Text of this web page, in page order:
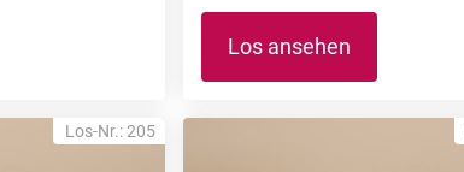
Los ansehen
Los-Nr.: 205